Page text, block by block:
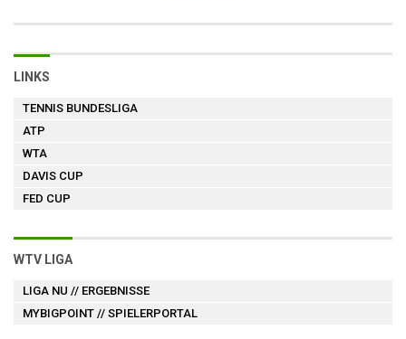
LINKS
TENNIS BUNDESLIGA
ATP
WTA
DAVIS CUP
FED CUP
WTV LIGA
LIGA NU // ERGEBNISSE
MYBIGPOINT // SPIELERPORTAL